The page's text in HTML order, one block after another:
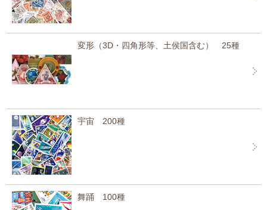
変形（3D・四角形等、土侯国含む） 25種
宇宙 200種
舞踊 100種